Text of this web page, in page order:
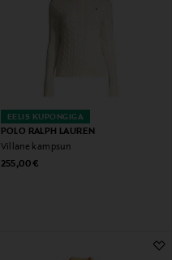
EELIS KUPONGIGA
POLO RALPH LAUREN
Villane kampsun
Original Price
255,00 €